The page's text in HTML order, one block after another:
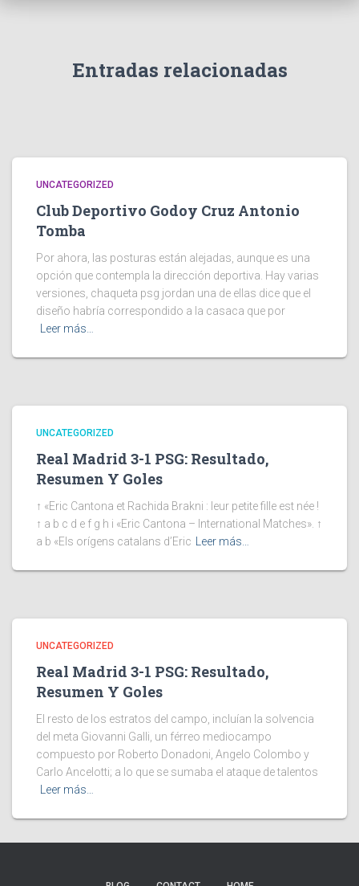
Entradas relacionadas
UNCATEGORIZED
Club Deportivo Godoy Cruz Antonio
Tomba
Por ahora, las posturas están alejadas, aunque es una
opción que contempla la dirección deportiva. Hay varias
versiones, chaqueta psg jordan una de ellas dice que el
diseño habría correspondido a la casaca que por
Leer más…
UNCATEGORIZED
Real Madrid 3-1 PSG: Resultado,
Resumen Y Goles
↑ «Eric Cantona et Rachida Brakni : leur petite fille est née !
↑ a b c d e f g h i «Eric Cantona – International Matches». ↑
a b «Els orígens catalans d’Eric
Leer más…
UNCATEGORIZED
Real Madrid 3-1 PSG: Resultado,
Resumen Y Goles
El resto de los estratos del campo, incluían la solvencia
del meta Giovanni Galli, un férreo mediocampo
compuesto por Roberto Donadoni, Angelo Colombo y
Carlo Ancelotti; a lo que se sumaba el ataque de talentos
Leer más…